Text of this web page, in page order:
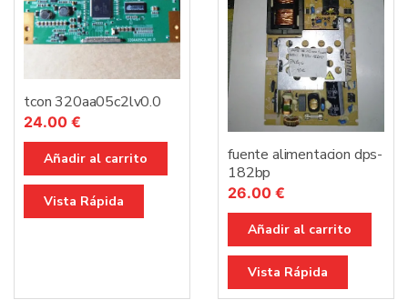
tcon 320aa05c2lv0.0
24.00 €
Añadir al carrito
Vista Rápida
fuente alimentacion dps-
182bp
26.00 €
Añadir al carrito
Vista Rápida